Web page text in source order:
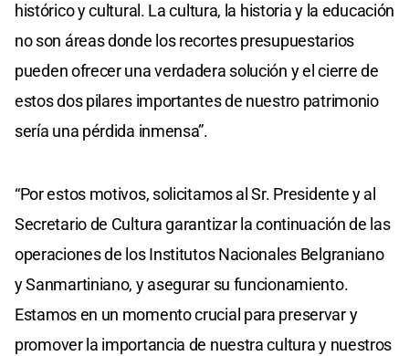
histórico y cultural. La cultura, la historia y la educación
no son áreas donde los recortes presupuestarios
pueden ofrecer una verdadera solución y el cierre de
estos dos pilares importantes de nuestro patrimonio
sería una pérdida inmensa”.
“Por estos motivos, solicitamos al Sr. Presidente y al
Secretario de Cultura garantizar la continuación de las
operaciones de los Institutos Nacionales Belgraniano
y Sanmartiniano, y asegurar su funcionamiento.
Estamos en un momento crucial para preservar y
promover la importancia de nuestra cultura y nuestros